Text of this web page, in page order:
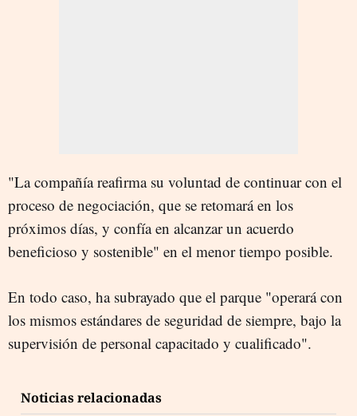
"La compañía reafirma su voluntad de continuar con el
proceso de negociación, que se retomará en los
próximos días, y confía en alcanzar un acuerdo
beneficioso y sostenible" en el menor tiempo posible.
En todo caso, ha subrayado que el parque "operará con
los mismos estándares de seguridad de siempre, bajo la
supervisión de personal capacitado y cualificado".
Noticias relacionadas